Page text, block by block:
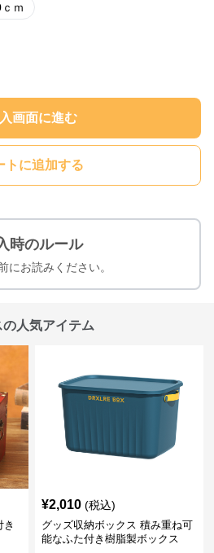
ｍ
画面に進む
トに追加する
時のルール
にお読みください。
人気アイテム
¥2,010 (税込)
グッズ収納ボックス 積み重ね可
能なふた付き樹脂製ボックス